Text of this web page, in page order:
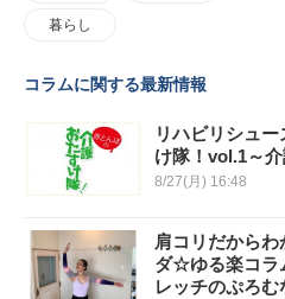
暮らし
コラムに関する最新情報
リハビリシュ
け隊！vol.1～介
8/27(月) 16:48
肩コリだから
ダ☆ゆる楽コラ
レッチのぷろむ